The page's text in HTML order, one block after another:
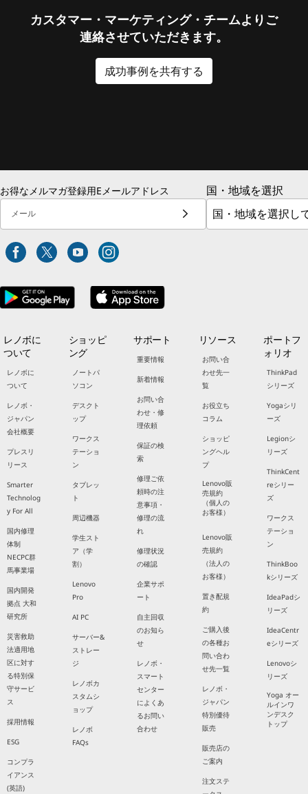
カスタマー・マーケティング・チームよりご
連絡させていただきます。
成功事例を共有する
お得なメルマガ登録用Eメールアドレス
メール
国・地域を選択
レノボに
ついて
レノボに
ついて
レノボ・
ジャパン
会社概要
プレスリ
リース
Smarter
Technolog
y For All
国内修理
体制
NECPC群
馬事業場
国内開発
拠点 大和
研究所
災害救助
法適用地
区に対す
る特別保
守サービ
ス
採用情報
ESG
コンプラ
イアンス
(英語)
ショッピ
ング
ノートパ
ソコン
デスクト
ップ
ワークス
テーショ
ン
タブレッ
ト
周辺機器
学生スト
ア（学
割）
Lenovo
Pro
AI PC
サーバー&
ストレー
ジ
レノボカ
スタムシ
ョップ
レノボ
FAQs
サポート
重要情報
新着情報
お問い合
わせ・修
理依頼
保証の検
索
修理ご依
頼時の注
意事項・
修理の流
れ
修理状況
の確認
企業サポ
ート
自主回収
のお知ら
せ
レノボ・
スマート
センター
によくあ
るお問い
合わせ
リソース
お問い合
わせ先一
覧
お役立ち
コラム
ショッピ
ングヘル
プ
Lenovo販
売規約
（個人の
お客様）
Lenovo販
売規約
（法人の
お客様）
置き配規
約
ご購入後
の各種お
問い合わ
せ先一覧
レノボ・
ジャパン
特別優待
販売
販売店の
ご案内
注文ステ
ポートフ
ォリオ
ThinkPad
シリーズ
Yogaシリ
ーズ
Legionシ
リーズ
ThinkCent
reシリー
ズ
ワークス
テーショ
ン
ThinkBoo
kシリーズ
IdeaPadシ
リーズ
IdeaCentr
eシリーズ
Lenovoシ
リーズ
Yoga オー
ルインワ
ンデスク
トップ